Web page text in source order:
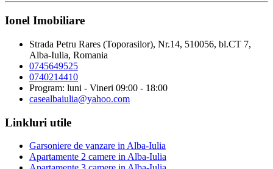
Ionel Imobiliare
Strada Petru Rares (Toporasilor), Nr.14, 510056, bl.CT 7,
Alba-Iulia, Romania
0745649525
0740214410
Program: luni - Vineri 09:00 - 18:00
casealbaiulia@yahoo.com
Linkluri utile
Garsoniere de vanzare in Alba-Iulia
Apartamente 2 camere in Alba-Iulia